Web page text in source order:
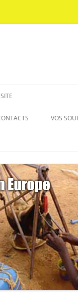
VOS